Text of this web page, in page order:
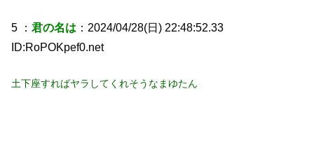
5 ：君の名は ：2024/04/28(日) 22:48:52.33
ID:RoPOKpef0.net
土下座すればヤラしてくれそうなまゆたん